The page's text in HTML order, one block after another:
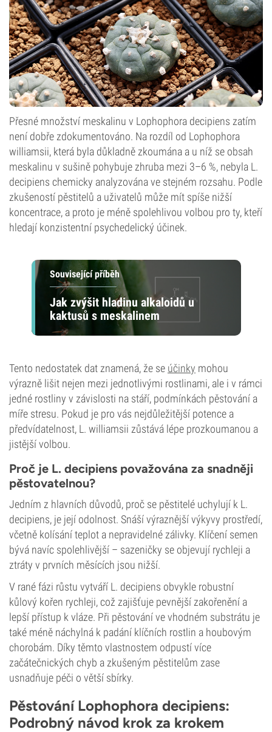
Přesné množství meskalinu v Lophophora decipiens zatím
není dobře zdokumentováno. Na rozdíl od Lophophora
williamsii, která byla důkladně zkoumána a u níž se obsah
meskalinu v sušině pohybuje zhruba mezi 3–6 %, nebyla L.
decipiens chemicky analyzována ve stejném rozsahu. Podle
zkušeností pěstitelů a uživatelů může mít spíše nižší
koncentrace, a proto je méně spolehlivou volbou pro ty, kteří
hledají konzistentní psychedelický účinek.
Související příběh
Jak zvýšit hladinu alkaloidů u
kaktusů s meskalinem
Tento nedostatek dat znamená, že se účinky mohou
výrazně lišit nejen mezi jednotlivými rostlinami, ale i v rámci
jedné rostliny v závislosti na stáří, podmínkách pěstování a
míře stresu. Pokud je pro vás nejdůležitější potence a
předvídatelnost, L. williamsii zůstává lépe prozkoumanou a
jistější volbou.
Proč je L. decipiens považována za snadněji
pěstovatelnou?
Jedním z hlavních důvodů, proč se pěstitelé uchylují k L.
decipiens, je její odolnost. Snáší výraznější výkyvy prostředí,
včetně kolísání teplot a nepravidelné zálivky. Klíčení semen
bývá navíc spolehlivější – sazeničky se objevují rychleji a
ztráty v prvních měsících jsou nižší.
V rané fázi růstu vytváří L. decipiens obvykle robustní
kůlový kořen rychleji, což zajišťuje pevnější zakořenění a
lepší přístup k vláze. Při pěstování ve vhodném substrátu je
také méně náchylná k padání klíčních rostlin a houbovým
chorobám. Díky těmto vlastnostem odpustí více
začátečnických chyb a zkušeným pěstitelům zase
usnadňuje péči o větší sbírky.
Pěstování Lophophora decipiens:
Podrobný návod krok za krokem